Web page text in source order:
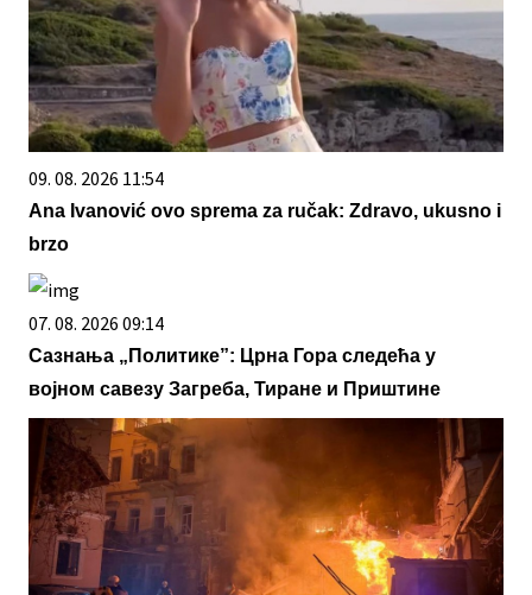
09. 08. 2026 11:54
Ana Ivanović ovo sprema za ručak: Zdravo, ukusno i
brzo
07. 08. 2026 09:14
Сазнања „Политике”: Црна Гора следећа у
војном савезу Загреба, Тиране и Приштине